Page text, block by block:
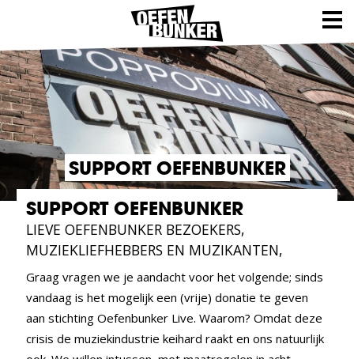
SUPPORT OEFENBUNKER
SUPPORT OEFENBUNKER
LIEVE OEFENBUNKER BEZOEKERS,
MUZIEKLIEFHEBBERS EN MUZIKANTEN,
Graag vragen we je aandacht voor het volgende; sinds
vandaag is het mogelijk een (vrije) donatie te geven
aan stichting Oefenbunker Live. Waarom? Omdat deze
crisis de muziekindustrie keihard raakt en ons natuurlijk